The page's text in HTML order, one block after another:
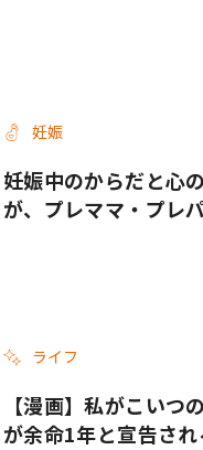
妊娠
妊娠中のからだと心
が、プレママ・プレ
ライフ
【漫画】私がこい
が余命1年と宣告さ